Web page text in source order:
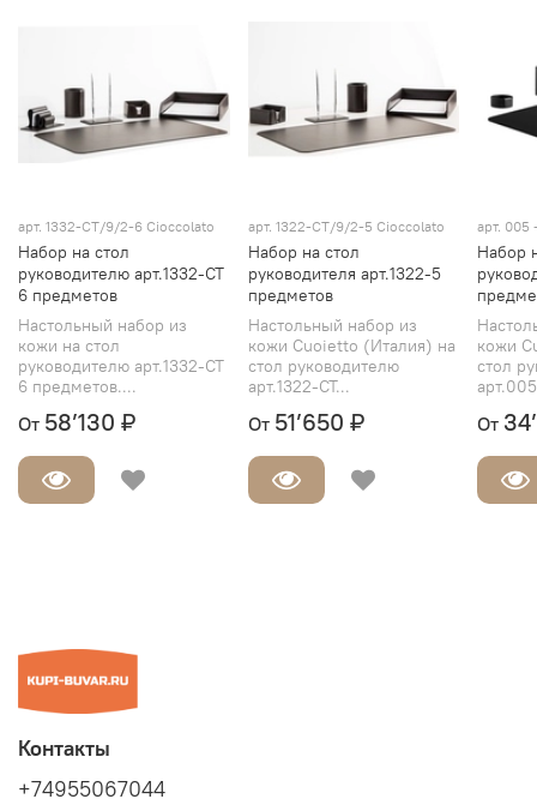
арт. 1332-СТ/9/2-6 Cioccolato
Набор на стол
руководителю арт.1332-СТ
6 предметов
Настольный набор из
кожи на стол
руководителю арт.1332-СТ
6 предметов....
От 58’130 ₽
арт. 1322-СТ/9/2-5 Cioccolato
Набор на стол
руководителя арт.1322-5
предметов
Настольный набор из
кожи Cuoietto (Италия) на
стол руководителю
арт.1322-СТ...
От 51’650 ₽
арт. 005
Набор
кожи
стол
От
Контакты
+74955067044